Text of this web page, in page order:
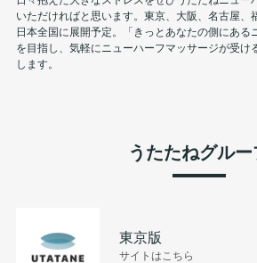
いただければと思います。東京、大阪、名古屋、
日本全国に展開予定。「きっとあなたの側にある
を目指し、気軽にニューハーフマッサージが受け
します。
うたたねグル
東京版
サイトはこちら